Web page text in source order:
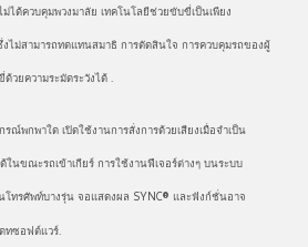
ได้ควบคุมพวงมาลัย เทคโนโลยีช่วยขับขี่เป็นเพียง
ไม่สามารถทดแทนสมาธิ การตัดสินใจ การควบคุมรถของผู้
วยความระมัดระวังได้ .
พกพาใด เปิดใช้งานการสั่งการด้วยเสียงเมื่อจำเป็น
ในขณะรถเข้าเกียร์ การใช้งานฟีเจอร์ต่างๆ บนระบบ
โทรศัพท์บางรุ่น จอแสดงผล SYNC® และฟังก์ชั่นอาจ
ทซอฟต์แวร์.